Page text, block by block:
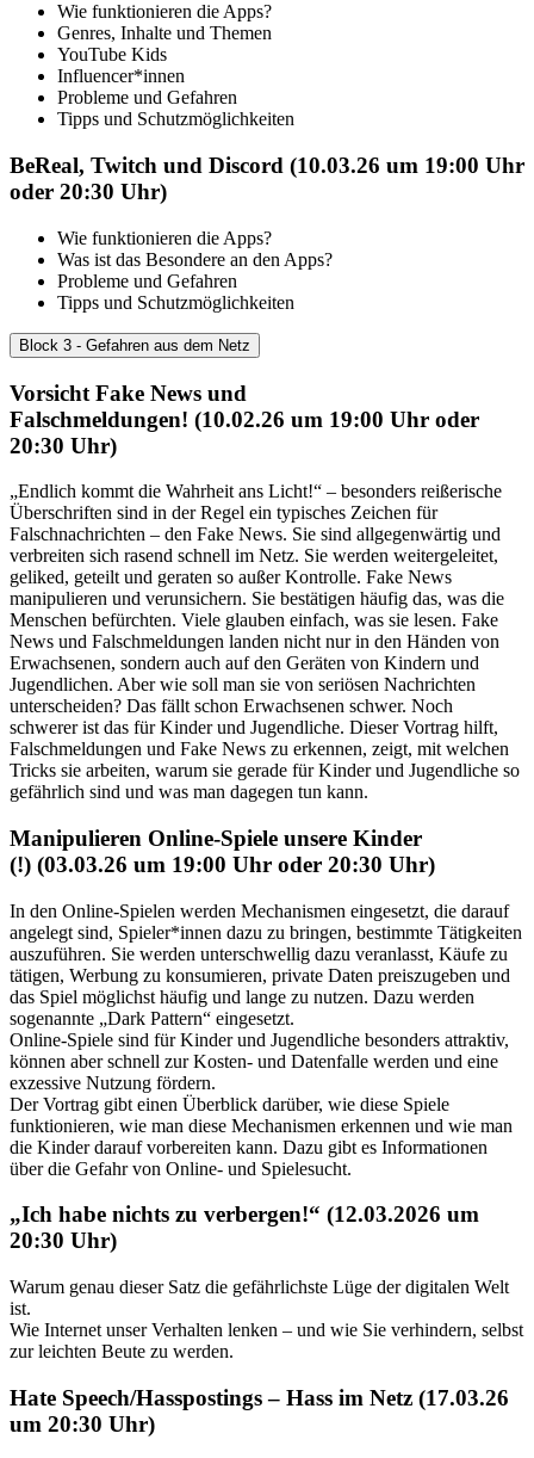
Wie funktionieren die Apps?
Genres, Inhalte und Themen
YouTube Kids
Influencer*innen
Probleme und Gefahren
Tipps und Schutzmöglichkeiten
BeReal, Twitch und Discord (10.03.26 um 19:00 Uhr
oder 20:30 Uhr)
Wie funktionieren die Apps?
Was ist das Besondere an den Apps?
Probleme und Gefahren
Tipps und Schutzmöglichkeiten
Block 3 - Gefahren aus dem Netz
Vorsicht Fake News und
Falschmeldungen! (10.02.26 um 19:00 Uhr oder
20:30 Uhr)
„Endlich kommt die Wahrheit ans Licht!“ – besonders reißerische
Überschriften sind in der Regel ein typisches Zeichen für
Falschnachrichten – den Fake News. Sie sind allgegenwärtig und
verbreiten sich rasend schnell im Netz. Sie werden weitergeleitet,
geliked, geteilt und geraten so außer Kontrolle. Fake News
manipulieren und verunsichern. Sie bestätigen häufig das, was die
Menschen befürchten. Viele glauben einfach, was sie lesen. Fake
News und Falschmeldungen landen nicht nur in den Händen von
Erwachsenen, sondern auch auf den Geräten von Kindern und
Jugendlichen. Aber wie soll man sie von seriösen Nachrichten
unterscheiden? Das fällt schon Erwachsenen schwer. Noch
schwerer ist das für Kinder und Jugendliche. Dieser Vortrag hilft,
Falschmeldungen und Fake News zu erkennen, zeigt, mit welchen
Tricks sie arbeiten, warum sie gerade für Kinder und Jugendliche so
gefährlich sind und was man dagegen tun kann.
Manipulieren Online-Spiele unsere Kinder
(!) (03.03.26 um 19:00 Uhr oder 20:30 Uhr)
In den Online-Spielen werden Mechanismen eingesetzt, die darauf
angelegt sind, Spieler*innen dazu zu bringen, bestimmte Tätigkeiten
auszuführen. Sie werden unterschwellig dazu veranlasst, Käufe zu
tätigen, Werbung zu konsumieren, private Daten preiszugeben und
das Spiel möglichst häufig und lange zu nutzen. Dazu werden
sogenannte „Dark Pattern“ eingesetzt.
Online-Spiele sind für Kinder und Jugendliche besonders attraktiv,
können aber schnell zur Kosten- und Datenfalle werden und eine
exzessive Nutzung fördern.
Der Vortrag gibt einen Überblick darüber, wie diese Spiele
funktionieren, wie man diese Mechanismen erkennen und wie man
die Kinder darauf vorbereiten kann. Dazu gibt es Informationen
über die Gefahr von Online- und Spielesucht.
„Ich habe nichts zu verbergen!“ (12.03.2026 um
20:30 Uhr)
Warum genau dieser Satz die gefährlichste Lüge der digitalen Welt
ist.
Wie Internet unser Verhalten lenken – und wie Sie verhindern, selbst
zur leichten Beute zu werden.
Hate Speech/Hasspostings – Hass im Netz (17.03.26
um 20:30 Uhr)